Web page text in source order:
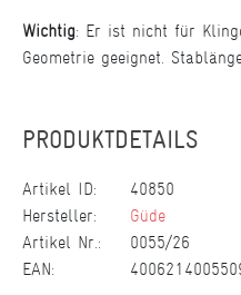
Wichtig: Er ist nicht für
Geometrie geeignet.
PRODUKTDETAILS
Artikel ID:
40850
Hersteller:
Güde
Artikel Nr.:
0055/26
EAN: